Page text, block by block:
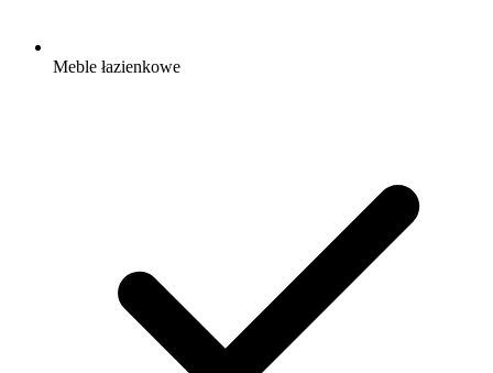
Meble łazienkowe